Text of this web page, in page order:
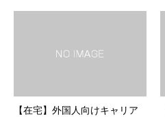
【在宅】外国人向けキャリア